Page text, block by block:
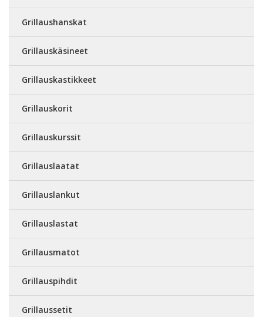
Grillaushanskat
Grillauskäsineet
Grillauskastikkeet
Grillauskorit
Grillauskurssit
Grillauslaatat
Grillauslankut
Grillauslastat
Grillausmatot
Grillauspihdit
Grillaussetit